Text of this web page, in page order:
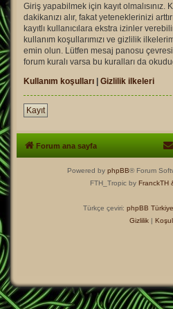
Giriş yapabilmek için kayıt olmalısınız.
dakikanızı alır, fakat yeteneklerinizi
kayıtlı kullanıcılara ekstra izinler
kullanım koşullarımızı ve gizlilik
emin olun. Lütfen mesaj panosu
forum kuralı varsa bu kuralları da
Kullanım koşulları | Gizlilik ilkeleri
Kayıt
Forum ana sayfa
Powered by phpBB® Forum
FTH_Tropic by FranckTH
Türkçe çeviri: phpBB Türkiye
Gizlilik |